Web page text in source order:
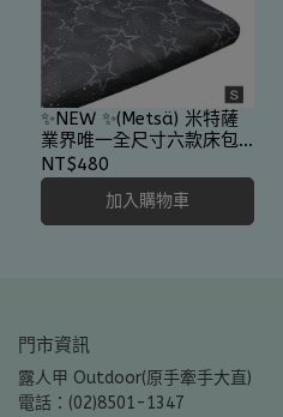
✨NEW ✨(Metsä) 米特薩
業界唯一全尺寸六款床包
舒柔棉
NT$480
加入購物車
門市資訊
露人甲 Outdoor(原手牽手大直)
電話：(02)8501-1347